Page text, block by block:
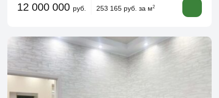
12 000 000 руб. 253 165 руб. за м2